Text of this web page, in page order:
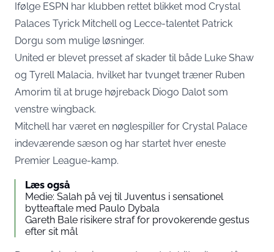
Ifølge ESPN har klubben rettet blikket mod Crystal
Palaces Tyrick Mitchell og Lecce-talentet Patrick
Dorgu som mulige løsninger.
United er blevet presset af skader til både Luke Shaw
og Tyrell Malacia, hvilket har tvunget træner Ruben
Amorim til at bruge højreback Diogo Dalot som
venstre wingback.
Mitchell har været en nøglespiller for Crystal Palace
indeværende sæson og har startet hver eneste
Premier League-kamp.
Læs også
Medie: Salah på vej til Juventus i sensationel
bytteaftale med Paulo Dybala
Gareth Bale risikere straf for provokerende gestus
efter sit mål